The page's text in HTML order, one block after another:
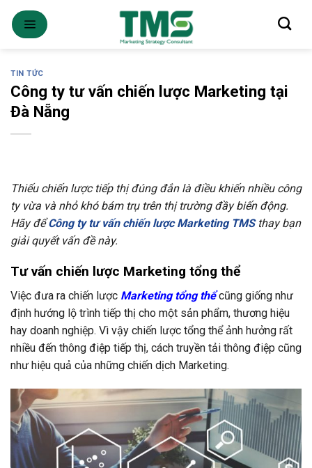
Skip
content
TIN TỨC
Công ty tư vấn chiến lược Marketing tại
Đà Nẵng
Thiếu chiến lược tiếp thị đúng đắn là điều khiến nhiều công
ty vừa và nhỏ khó bám trụ trên thị trường đầy biến động.
Hãy đểCông ty tư vấn chiến lược Marketing TMS thay bạn
giải quyết vấn đề này.
Tư vấn chiến lược Marketing tổng thể
Việc đưa ra chiến lược Marketing tổng thểcũng giống như
định hướng lộ trình tiếp thị cho một sản phẩm, thương hiệu
hay doanh nghiệp. Vì vậy chiến lược tổng thể ảnh hưởng rất
nhiều đến thông điệp tiếp thị, cách truyền tải thông điệp cũng
như hiệu quả của những chiến dịch Marketing.